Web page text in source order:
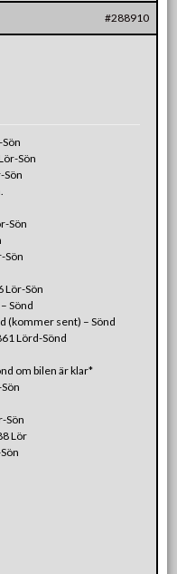
#288910
Sön
Sön
Sön
Sön
Lör-Sön
Sönd
(kommer sent) – Sönd
Lörd-Sönd
om bilen är klar*
Sön
Lör